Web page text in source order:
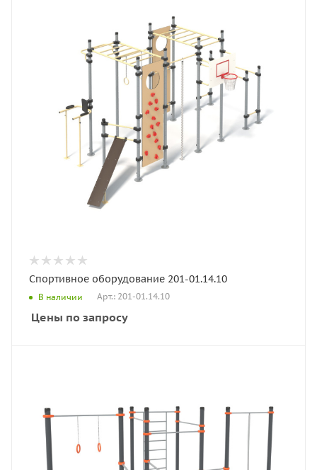
Спортивное оборудование 201-01.14.10
В наличии Арт.: 201-01.14.10
Цены по запросу